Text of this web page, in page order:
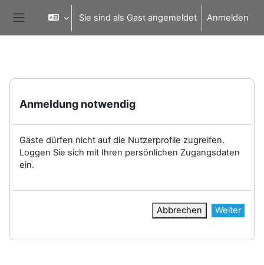
Website-Übersicht
Sie sind als Gast angemeldet Anmelden
Anmeldung notwendig
Gäste dürfen nicht auf die Nutzerprofile zugreifen.
Loggen Sie sich mit Ihren persönlichen Zugangsdaten
ein.
Abbrechen Weiter